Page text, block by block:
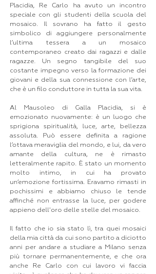
Placidia, Re Carlo ha avuto un incontro
speciale con gli studenti della scuola del
mosaico. Il sovrano ha fatto il gesto
simbolico di aggiungere personalmente
l’ultima tessera a un mosaico
contemporaneo creato dai ragazzi e dalle
ragazze. Un segno tangibile del suo
costante impegno verso la formazione dei
giovani e della sua connessione con l’arte,
che è un filo conduttore in tutta la sua vita.
Al Mausoleo di Galla Placidia, si è
emozionato nuovamente: è un luogo che
sprigiona spiritualità, luce, arte, bellezza
assoluta. Può essere definita a ragione
l’ottava meraviglia del mondo, e lui, da vero
amante della cultura, ne è rimasto
letteralmente rapito. È stato un momento
molto intimo, in cui ha provato
un’emozione fortissima. Eravamo rimasti in
pochissimi e abbiamo chiuso le tende
affinché non entrasse la luce, per godere
appieno dell'oro delle stelle del mosaico.
Il fatto che io sia stato lì, tra quei mosaici
della mia città da cui sono partito a diciotto
anni per andare a studiare a Milano senza
più tornare permanentemente, e che ora
anche Re Carlo con cui lavoro vi faccia